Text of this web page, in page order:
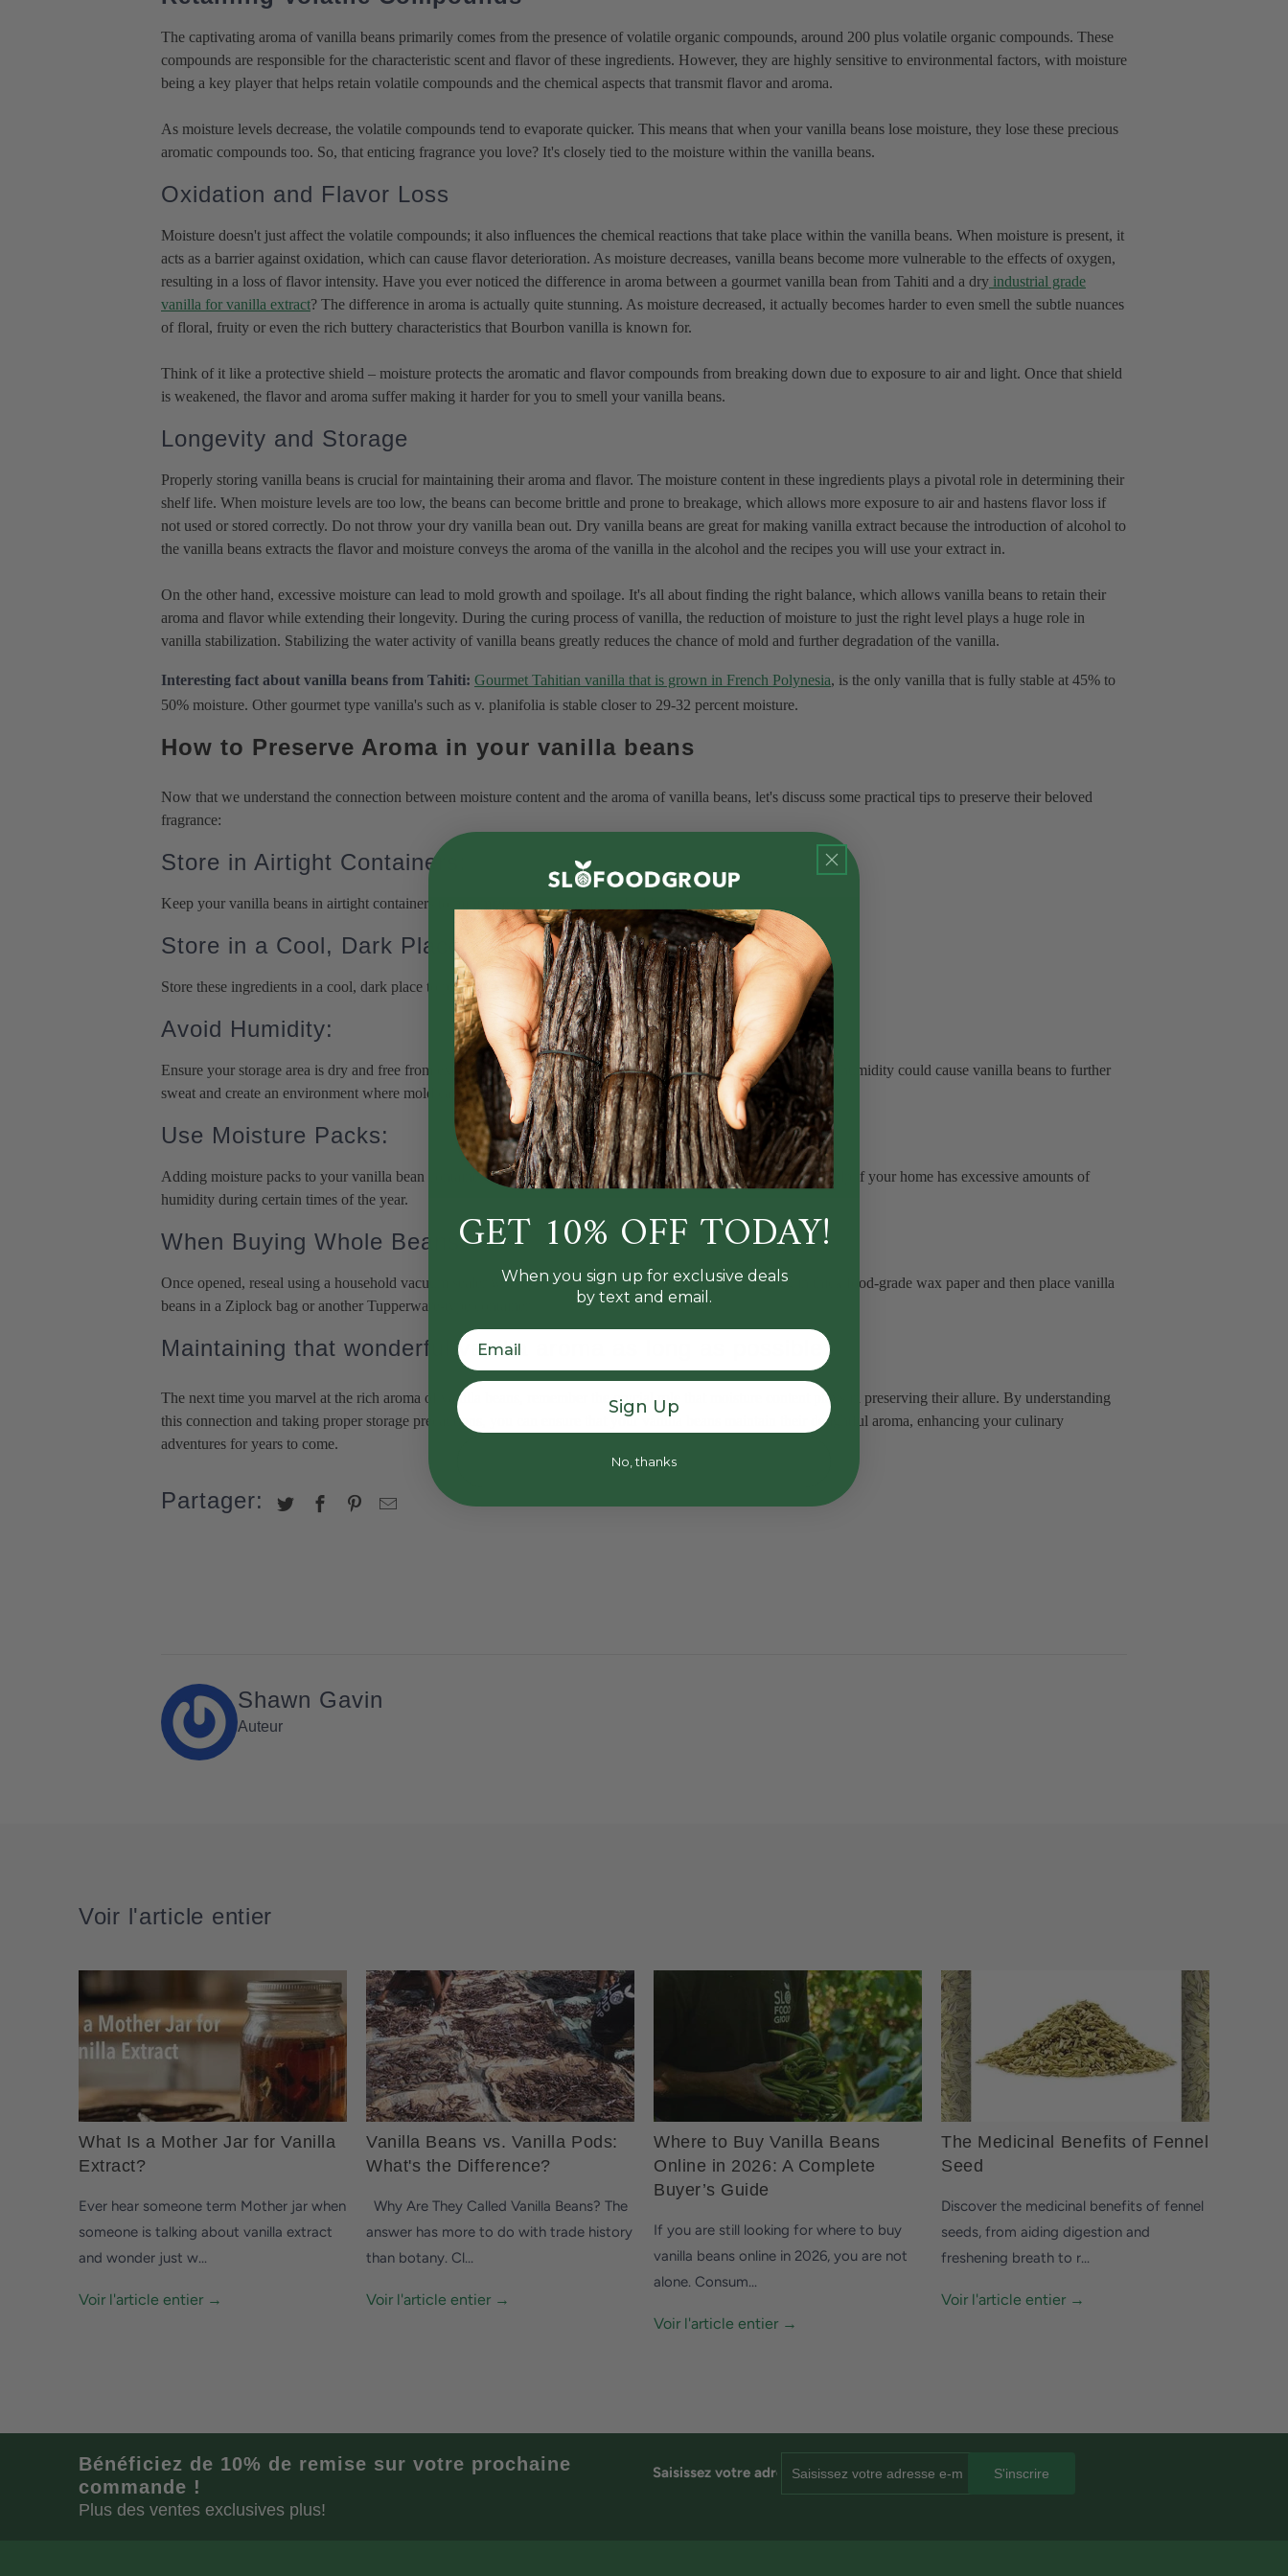
The captivating aroma of vanilla beans primarily comes from the presence of volatile organic compounds, around 200 plus volatile organic compounds. These
compounds are responsible for the characteristic scent and flavor of these ingredients. However, they are highly sensitive to environmental factors, with moisture
being a key player that helps retain volatile compounds and the chemical aspects that transmit flavor and aroma.
As moisture levels decrease, the volatile compounds tend to evaporate quicker. This means that when your vanilla beans lose moisture, they lose these precious
aromatic compounds too. So, that enticing fragrance you love? It's closely tied to the moisture within the vanilla beans.
Oxidation and Flavor Loss
Moisture doesn't just affect the volatile compounds; it also influences the chemical reactions that take place within the vanilla beans. When moisture is present, it
acts as a barrier against oxidation, which can cause flavor deterioration. As moisture decreases, vanilla beans become more vulnerable to the effects of oxygen,
resulting in a loss of flavor intensity. Have you ever noticed the difference in aroma between a gourmet vanilla bean from Tahiti and a dry industrial grade
vanilla for vanilla extract? The difference in aroma is actually quite stunning. As moisture decreased, it actually becomes harder to even smell the subtle nuances
of floral, fruity or even the rich buttery characteristics that Bourbon vanilla is known for.
Think of it like a protective shield – moisture protects the aromatic and flavor compounds from breaking down due to exposure to air and light. Once that shield
is weakened, the flavor and aroma suffer making it harder for you to smell your vanilla beans.
Longevity and Storage
Properly storing vanilla beans is crucial for maintaining their aroma and flavor. The moisture content in these ingredients plays a pivotal role in determining their
shelf life. When moisture levels are too low, the beans can become brittle and prone to breakage, which allows more exposure to air and hastens flavor loss if
not used or stored correctly. Do not throw your dry vanilla bean out. Dry vanilla beans are great for making vanilla extract because the introduction of alcohol to
the vanilla beans extracts the flavor and moisture conveys the aroma of the vanilla in the alcohol and the recipes you will use your extract in.
On the other hand, excessive moisture can lead to mold growth and spoilage. It's all about finding the right balance, which allows vanilla beans to retain their
aroma and flavor while extending their longevity. During the curing process of vanilla, the reduction of moisture to just the right level plays a huge role in
vanilla stabilization. Stabilizing the water activity of vanilla beans greatly reduces the chance of mold and further degradation of the vanilla.
Interesting fact about vanilla beans from Tahiti: Gourmet Tahitian vanilla that is grown in French Polynesia, is the only vanilla that is fully stable at 45% to
50% moisture. Other gourmet type vanilla's such as v. planifolia is stable closer to 29-32 percent moisture.
How to Preserve Aroma in your vanilla beans
Now that we understand the connection between moisture content and the aroma of vanilla beans, let's discuss some practical tips to preserve their beloved
fragrance:
Store in Airtight Containers:
Keep your vanilla beans in airtight containers to minimize exposure to air and additional moisture.
Store in a Cool, Dark Place:
Store these ingredients in a cool, dark place to prevent oxidation and moisture evaporation from heat and light.
Avoid Humidity:
Ensure your storage area is dry and free from excessive humidity to prevent mold growth. Excessive amounts of humidity could cause vanilla beans to further
sweat and create an environment where mold can grow if humidity builds up on the outside surface of the pods.
Use Moisture Packs:
Adding moisture packs to your vanilla bean containers can help maintain the right moisture balance and could help if your home has excessive amounts of
humidity during certain times of the year.
When Buying Whole Beans:
Once opened, reseal using a household vacuum sealer when possible. If this is not possible, try wrapping in thick food-grade wax paper and then place vanilla
beans in a Ziplock bag or another Tupperware-type container.
Maintaining that wonderful vanilla aroma as long as possible:
The next time you marvel at the rich aroma of vanilla beans, remember the crucial role that moisture content plays in preserving their allure. By understanding
this connection and taking proper storage precautions, you can ensure that your vanilla beans maintain their delightful aroma, enhancing your culinary
adventures for years to come.
Partager:
Shawn Gavin
Auteur
Voir l'article entier
What Is a Mother Jar for Vanilla
Extract?
Ever hear someone term Mother jar when
someone is talking about vanilla extract
and wonder just w...
Voir l'article entier →
Vanilla Beans vs. Vanilla Pods:
What's the Difference?
Why Are They Called Vanilla Beans? The
answer has more to do with trade history
than botany. Cl...
Voir l'article entier →
Where to Buy Vanilla Beans
Online in 2026: A Complete
Buyer’s Guide
If you are still looking for where to buy
vanilla beans online in 2026, you are not
alone. Consum...
Voir l'article entier →
The Medicinal Benefits of Fennel
Seed
Discover the medicinal benefits of fennel
seeds, from aiding digestion and
freshening breath to r...
Voir l'article entier →
Bénéficiez de 10% de remise sur votre prochaine
commande !
Plus des ventes exclusives plus!
Saisissez votre adresse e-mail...
GET 10% OFF TODAY!
When you sign up for exclusive deals
by text and email.
Sign Up
No, thanks